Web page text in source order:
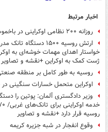
اخبار مرتبط
روزانه ۲۰۰ نظامی اوکراینی در باخموت کشته می‌شوند
ارتش روسیه ۱۵۰۰
خواستار اهدای مهمات خوشه‌ای به
ژست کمک به اوکراین +نقشه و تصاویر
روسیه به طور کامل بر منطقه
اوکراین متحمل خسارات سنگینی
وزیر دادگستری آلمان: پوتین را
روسیه قرار دارد +نقشه و تصاویر
وقوع انفجار در شبه جزیره کریمه